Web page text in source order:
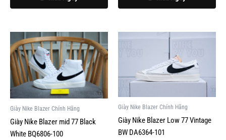
phẩm
Giày Nike Blazer Chính Hãng
Giày Nike Blazer mid 77 Black
White BQ6806-100
phẩm
này
có
nhiều
biến
thể.
Các
tùy
Giày Nike Blazer Chính Hãng
Giày Nike Blazer Low 77 Vintage
BW DA6364-101
2,929,000VND.là:
nhiều
biến
thể.
Các
tùy